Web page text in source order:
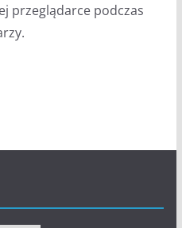
przeglądarce podczas